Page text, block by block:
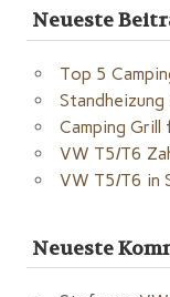
Neueste
Top 5
Camping Grill
VW T5/T6
VW T5/T6 in
Neueste